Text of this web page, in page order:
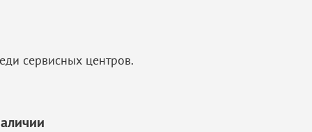
сервисных центров.